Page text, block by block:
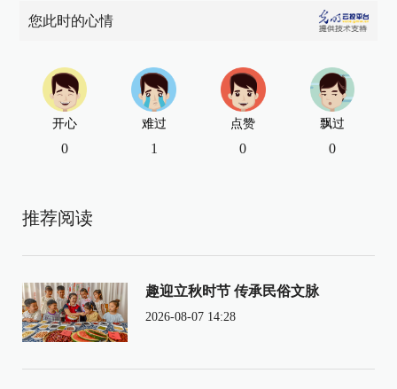
您此时的心情
开心
0
难过
1
点赞
0
飘过
0
推荐阅读
趣迎立秋时节 传承民俗文脉
2026-08-07 14:28